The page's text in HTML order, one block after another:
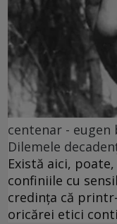
centenar - eugen
Dilemele
Există aici,
confiniile cu
credința că
oricărei etici